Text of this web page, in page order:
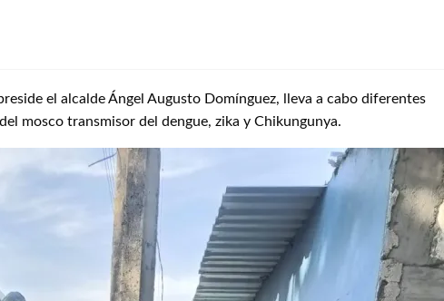
el alcalde Ángel Augusto Domínguez, lleva a cabo diferentes
mosco transmisor del dengue, zika y Chikungunya.